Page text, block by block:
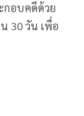
กอบคดีด้วย
30 วัน เพื่อ